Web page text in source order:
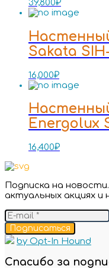
39,800₽
Sakata
16,000₽
Energolux
16,400₽
Подписка на
актуальных акциях и
Подписаться
by Opt-In Hound
Спасибо за